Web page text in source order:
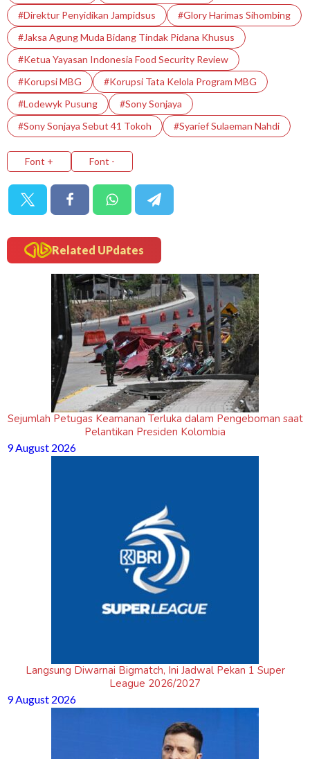
#Direktur Penyidikan Jampidsus
#Glory Harimas Sihombing
#Jaksa Agung Muda Bidang Tindak Pidana Khusus
#Ketua Yayasan Indonesia Food Security Review
#Korupsi MBG
#korupsi Tata Kelola Program MBG
#Lodewyk Pusung
#Sony Sonjaya
#Sony Sonjaya Sebut 41 Tokoh
#Syarief Sulaeman Nahdi
Font + Font -
Related UPdates
Sejumlah Petugas Keamanan Terluka dalam Pengeboman saat
Pelantikan Presiden Kolombia
9 August 2026
Langsung Diwarnai Bigmatch, Ini Jadwal Pekan 1 Super
League 2026/2027
9 August 2026